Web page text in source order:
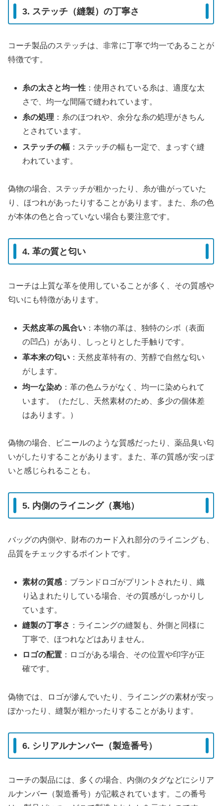
3. ステッチ（縫製）の丁寧さ
コーチ製品のステッチは、非常に丁寧で均一であることが
特徴です。
糸の太さと均一性 ：使用されている糸は、適度な太
さで、均一な間隔で縫われています。
糸の処理 ：糸のほつれや、余分な糸の処理がきちん
とされています。
ステッチの幅 ：ステッチの幅も一定で、まっすぐ縫
われています。
偽物の場合、ステッチが粗かったり、糸が曲がっていた
り、ほつれがあったりすることがあります。また、糸の色
が本体の色と合っていない場合も要注意です。
4. 革の質と匂い
コーチは上質な革を使用していることが多く、その質感や
匂いにも特徴があります。
天然皮革の風合い ：本物の革は、独特のシボ（表面
の凹凸）があり、しっとりとした手触りです。
革本来の匂い ：天然皮革特有の、芳醇で自然な匂い
がします。
均一な染め ：革の色ムラがなく、均一に染められて
います。（ただし、天然素材のため、多少の個体差
はあります。）
偽物の場合、ビニールのような質感だったり、薬品臭い匂
いがしたりすることがあります。また、革の質感が安っぽ
いと感じられることも。
5. 内側のライニング（裏地）
バッグの内側や、財布のカード入れ部分のライニングも、
品質をチェックするポイントです。
素材の質感 ：ブランドロゴがプリントされたり、織
り込まれたりしている場合、その質感がしっかりし
ています。
縫製の丁寧さ ：ライニングの縫製も、外側と同様に
丁寧で、ほつれなどはありません。
ロゴの配置 ：ロゴがある場合、その位置や印字が正
確です。
偽物では、ロゴが滲んでいたり、ライニングの素材が安っ
ぽかったり、縫製が粗かったりすることがあります。
6. シリアルナンバー（製造番号）
コーチの製品には、多くの場合、内側のタグなどにシリア
ルナンバー（製造番号）が記載されています。この番号